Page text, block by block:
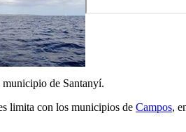
municipio de Santanyí.
limita con los municipios de Campos,